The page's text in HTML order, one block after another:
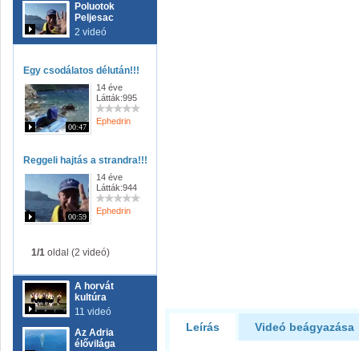
Poluotok
Peljesac
2 videó
Egy csodálatos délután!!!
00:47
14 éve
Látták:995
Ephedrin
Reggeli hajtás a strandra!!!
00:59
14 éve
Látták:944
Ephedrin
1/1 oldal (2 videó)
A horvát
kultúra
11 videó
Az Adria
élővilága
Leírás Videó beágyazása